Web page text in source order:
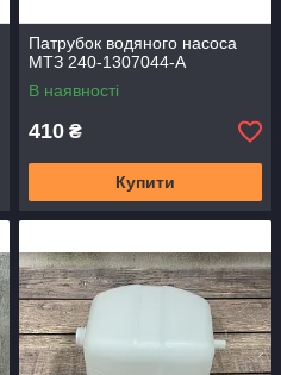
Патрубок водяного насоса
МТЗ 240-1307044-А
В наявності
410 ₴
Купити